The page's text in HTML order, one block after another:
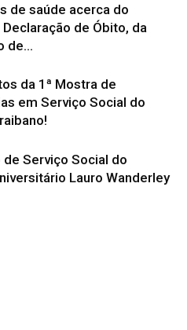
de saúde acerca do
de Óbito, da
de...
da 1ª Mostra de
em Serviço Social do
de Serviço Social do
Lauro Wanderley